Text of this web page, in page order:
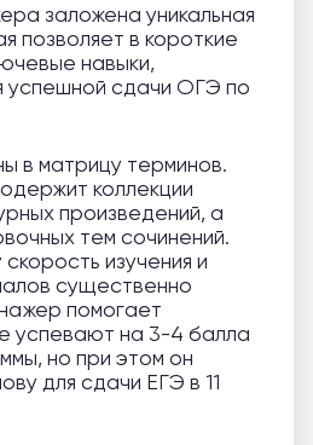
заложена уникальная
позволяет в короткие
навыки,
успешной сдачи ОГЭ по
в матрицу терминов.
коллекции
произведений, а
тем сочинений.
изучения и
существенно
помогает
успевают на 3-4 балла
но при этом он
для сдачи ЕГЭ в 11